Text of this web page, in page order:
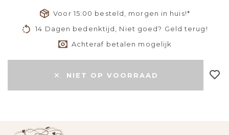
Voor 15:00 besteld, morgen in huis!*
14 Dagen bedenktijd, Niet goed? Geld terug!
Achteraf betalen mogelijk
NIET OP VOORRAAD